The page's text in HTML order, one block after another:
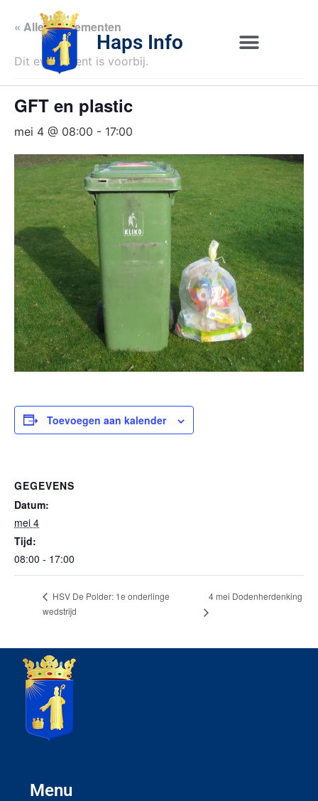
Haps Info
« Alle Evenementen
Dit evenement is voorbij.
GFT en plastic
mei 4 @ 08:00 - 17:00
Toevoegen aan kalender
GEGEVENS
Datum:
mei 4
Tijd:
08:00 - 17:00
HSV De Polder: 1e onderlinge
wedstrijd
4 mei Dodenherdenking
Menu